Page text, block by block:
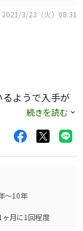
2021/3/23（火）08:31
ようで入手が
手するのに非
っとグリップ
。
すが、とても
くるので、上
続きを読む
～10年
月に1回程度